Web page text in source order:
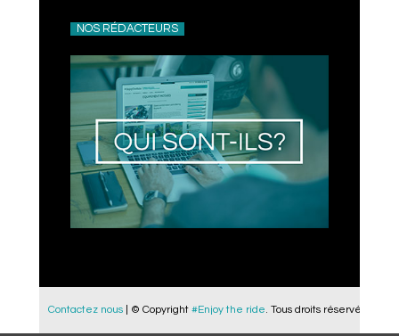
NOS RÉDACTEURS
Contactez nous | © Copyright #Enjoy the ride. Tous droits réservés.